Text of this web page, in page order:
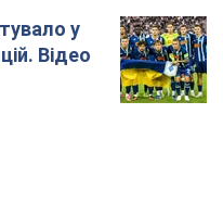
у
Відео